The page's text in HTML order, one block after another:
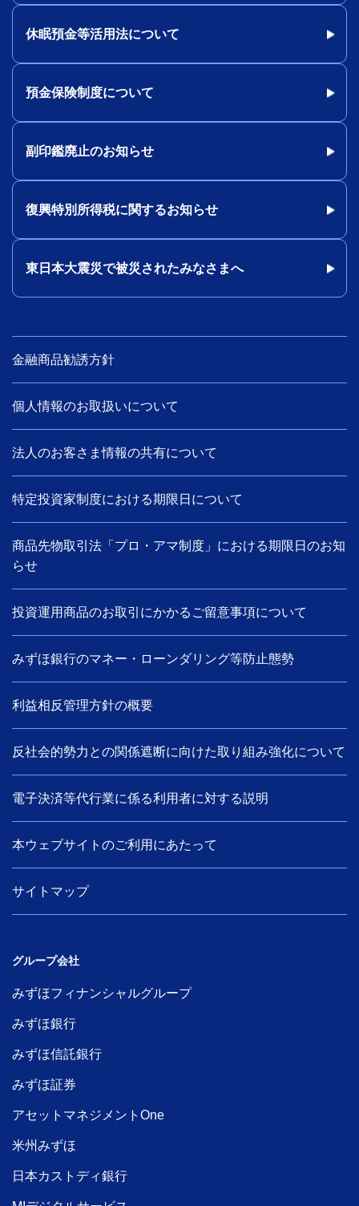
休眠預金等活用法について
預金保険制度について
副印鑑廃止のお知らせ
復興特別所得税に関するお知らせ
東日本大震災で被災されたみなさまへ
金融商品勧誘方針
個人情報のお取扱いについて
法人のお客さま情報の共有について
特定投資家制度における期限日について
商品先物取引法「プロ・アマ制度」における期限日のお知
らせ
投資運用商品のお取引にかかるご留意事項について
みずほ銀行のマネー・ローンダリング等防止態勢
利益相反管理方針の概要
反社会的勢力との関係遮断に向けた取り組み強化について
電子決済等代行業に係る利用者に対する説明
本ウェブサイトのご利用にあたって
サイトマップ
グループ会社
みずほフィナンシャルグループ
みずほ銀行
みずほ信託銀行
みずほ証券
アセットマネジメントOne
米州みずほ
日本カストディ銀行